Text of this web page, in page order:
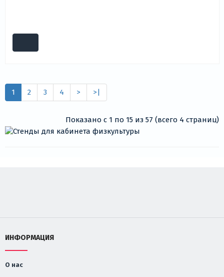
1 2 3 4 > >|
Показано с 1 по 15 из 57 (всего 4 страниц)
ИНФОРМАЦИЯ
О нас